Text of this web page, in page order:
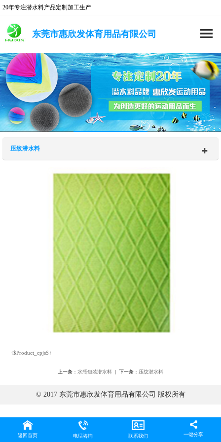
20年专注潜水料产品定制加工生产
东莞市惠欣发体育用品有限公司
压纹潜水料
{$Product_cpjs$}
上一条： 水瓶包装潜水料 | 下一条： 压纹潜水料
© 2017 东莞市惠欣发体育用品有限公司 版权所有
返回首页 电话咨询 联系我们 一键分享